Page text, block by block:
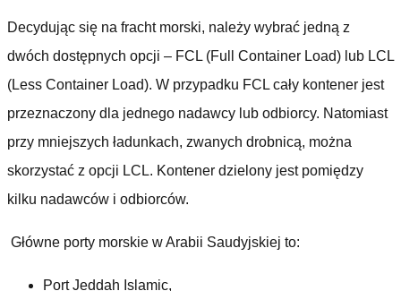
Decydując się na fracht morski, należy wybrać jedną z
dwóch dostępnych opcji – FCL (Full Container Load) lub LCL
(Less Container Load). W przypadku FCL cały kontener jest
przeznaczony dla jednego nadawcy lub odbiorcy. Natomiast
przy mniejszych ładunkach, zwanych drobnicą, można
skorzystać z opcji LCL. Kontener dzielony jest pomiędzy
kilku nadawców i odbiorców.
Główne porty morskie w Arabii Saudyjskiej to:
Port Jeddah Islamic,